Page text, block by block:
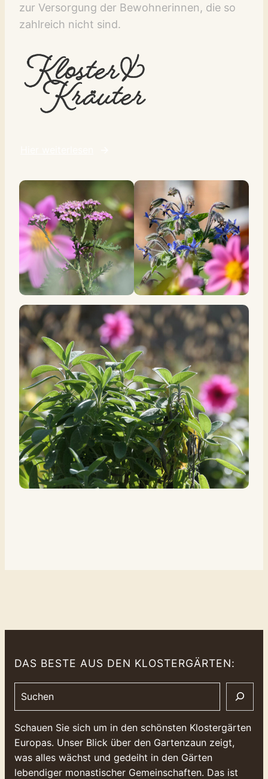
zur Versorgung der Bewohnerinnen, die so
zahlreich nicht sind.
DAS BESTE AUS DEN KLOSTERGÄRTEN:
Schauen Sie sich um in den schönsten Klostergärten
Europas. Unser Blick über den Gartenzaun zeigt,
was alles wächst und gedeiht in den Gärten
lebendiger monastischer Gemeinschaften. Das ist